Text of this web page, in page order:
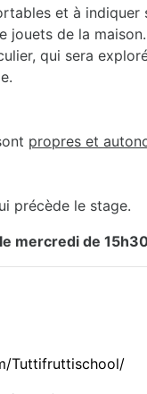
et à indiquer
jouets de la maison.
qui sera
propres et
précède le stage.
mercredi de
Tuttifruttischool/